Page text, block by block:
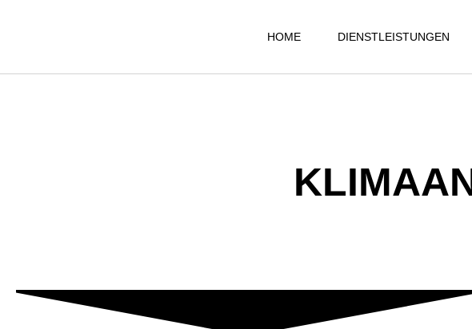
HOME DIENSTLEISTUNGEN